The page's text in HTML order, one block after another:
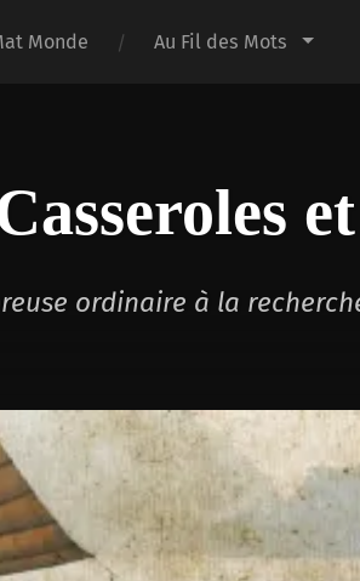
Monde Au Fil des Mots
ordinaire à la